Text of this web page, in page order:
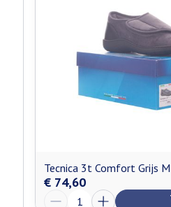
Tecnica 3t Comfort Grijs
€ 74,60